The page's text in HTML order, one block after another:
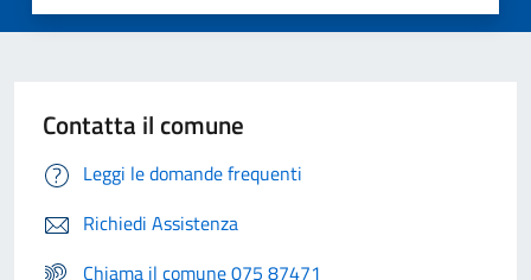
Contatta il comune
Leggi le domande frequenti
Richiedi Assistenza
Chiama il comune 075 87471